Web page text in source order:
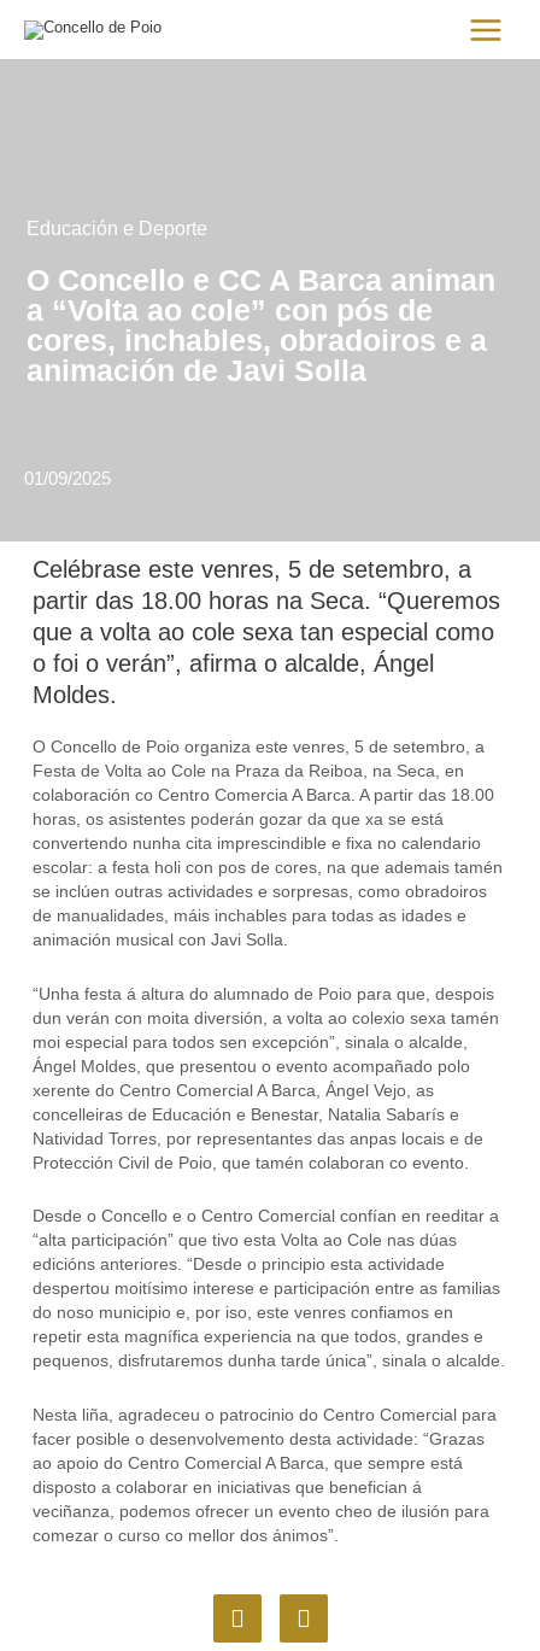
contenido
Main
Menu
Educación e Deporte
O Concello e CC A Barca animan
a “Volta ao cole” con pós de
cores, inchables, obradoiros e a
animación de Javi Solla
01/09/2025
Celébrase este venres, 5 de setembro, a
partir das 18.00 horas na Seca. “Queremos
que a volta ao cole sexa tan especial como
o foi o verán”, afirma o alcalde, Ángel
Moldes.
O Concello de Poio organiza este venres, 5 de setembro, a
Festa de Volta ao Cole na Praza da Reiboa, na Seca, en
colaboración co Centro Comercia A Barca. A partir das 18.00
horas, os asistentes poderán gozar da que xa se está
convertendo nunha cita imprescindible e fixa no calendario
escolar: a festa holi con pos de cores, na que ademais tamén
se inclúen outras actividades e sorpresas, como obradoiros
de manualidades, máis inchables para todas as idades e
animación musical con Javi Solla.
“Unha festa á altura do alumnado de Poio para que, despois
dun verán con moita diversión, a volta ao colexio sexa tamén
moi especial para todos sen excepción”, sinala o alcalde,
Ángel Moldes, que presentou o evento acompañado polo
xerente do Centro Comercial A Barca, Ángel Vejo, as
concelleiras de Educación e Benestar, Natalia Sabarís e
Natividad Torres, por representantes das anpas locais e de
Protección Civil de Poio, que tamén colaboran co evento.
Desde o Concello e o Centro Comercial confían en reeditar a
“alta participación” que tivo esta Volta ao Cole nas dúas
edicións anteriores. “Desde o principio esta actividade
despertou moitísimo interese e participación entre as familias
do noso municipio e, por iso, este venres confiamos en
repetir esta magnífica experiencia na que todos, grandes e
pequenos, disfrutaremos dunha tarde única”, sinala o alcalde.
Nesta liña, agradeceu o patrocinio do Centro Comercial para
facer posible o desenvolvemento desta actividade: “Grazas
ao apoio do Centro Comercial A Barca, que sempre está
disposto a colaborar en iniciativas que benefician á
veciñanza, podemos ofrecer un evento cheo de ilusión para
comezar o curso co mellor dos ánimos”.
F
a
I
n